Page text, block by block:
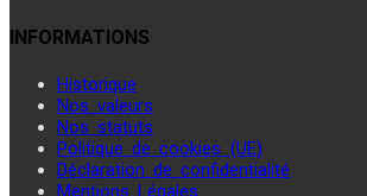
INFORMATIONS
Historique
Nos valeurs
Nos statuts
Politique de cookies (UE)
Déclaration de confidentialité
Mentions Légales